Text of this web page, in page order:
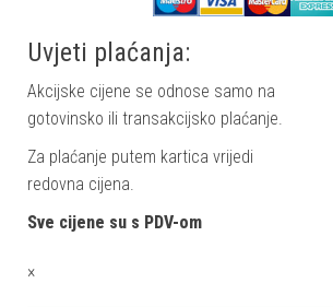
Uvjeti plaćanja:
Akcijske cijene se odnose samo na
gotovinsko ili transakcijsko plaćanje.
Za plaćanje putem kartica vrijedi
redovna cijena.
Sve cijene su s PDV-om
×